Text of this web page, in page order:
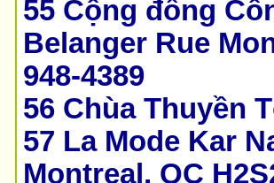
55 Cộng đồng
Belanger Rue
948-4389
56 Chùa Thuyền
57 La Mode Kar
Montreal, QC